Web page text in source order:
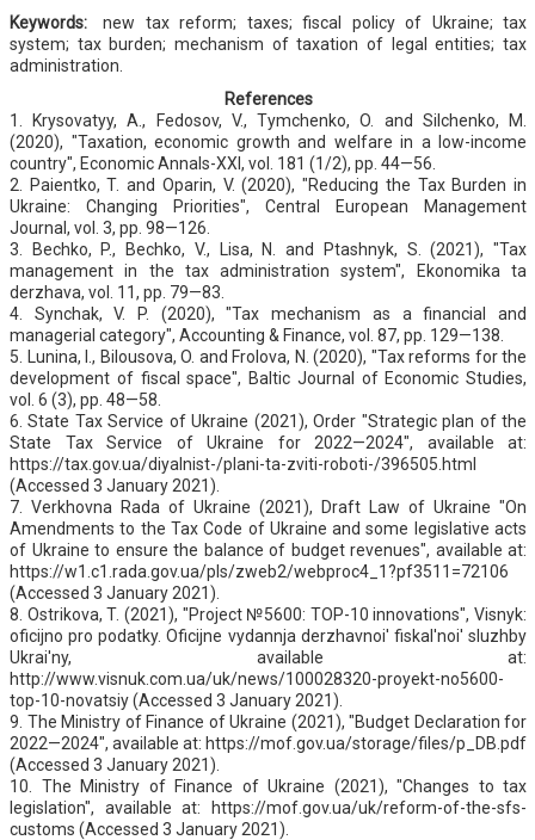
Keywords:
new tax reform; taxes; fiscal policy of Ukraine; tax
system; tax burden; mechanism of taxation of legal entities; tax
administration.
References
1. Krysovatyy, A., Fedosov, V., Tymchenko, O. and Silchenko, M.
(2020), "Taxation, economic growth and welfare in a low-income
country", Economic Annals-XXI, vol. 181 (1/2), pp. 44—56.
2. Paientko, T. and Oparin, V. (2020), "Reducing the Tax Burden in
Ukraine: Changing Priorities", Central European Management
Journal, vol. 3, pp. 98—126.
3. Bechko, P., Bechko, V., Lisa, N. and Ptashnyk, S. (2021), "Tax
management in the tax administration system", Ekonomika ta
derzhava, vol. 11, pp. 79—83.
4. Synchak, V. P. (2020), "Tax mechanism as a financial and
managerial category", Accounting & Finance, vol. 87, pp. 129—138.
5. Lunina, I., Bilousova, O. and Frolova, N. (2020), "Tax reforms for the
development of fiscal space", Baltic Journal of Economic Studies,
vol. 6 (3), pp. 48—58.
6. State Tax Service of Ukraine (2021), Order "Strategic plan of the
State Tax Service of Ukraine for 2022—2024", available at:
https://tax.gov.ua/diyalnist-/plani-ta-zviti-roboti-/396505.html
(Accessed 3 January 2021).
7. Verkhovna Rada of Ukraine (2021), Draft Law of Ukraine "On
Amendments to the Tax Code of Ukraine and some legislative acts
of Ukraine to ensure the balance of budget revenues", available at:
https://w1.c1.rada.gov.ua/pls/zweb2/webproc4_1?pf3511=72106
(Accessed 3 January 2021).
8. Ostrikova, T. (2021), "Project №5600: TOP-10 innovations", Visnyk:
oficijno pro podatky. Oficijne vydannja derzhavnoi' fiskal'noi' sluzhby
Ukrai'ny, available at:
http://www.visnuk.com.ua/uk/news/100028320-proyekt-no5600-
top-10-novatsiy (Accessed 3 January 2021).
9. The Ministry of Finance of Ukraine (2021), "Budget Declaration for
2022—2024", available at: https://mof.gov.ua/storage/files/p_DB.pdf
(Accessed 3 January 2021).
10. The Ministry of Finance of Ukraine (2021), "Changes to tax
legislation", available at: https://mof.gov.ua/uk/reform-of-the-sfs-
customs (Accessed 3 January 2021).